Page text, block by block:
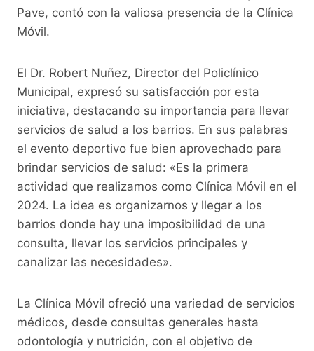
o
k
p k
Pave, contó con la valiosa presencia de la Clínica
Móvil.
El Dr. Robert Nuñez, Director del Policlínico
Municipal, expresó su satisfacción por esta
iniciativa, destacando su importancia para llevar
servicios de salud a los barrios. En sus palabras
el evento deportivo fue bien aprovechado para
brindar servicios de salud: «Es la primera
actividad que realizamos como Clínica Móvil en el
2024. La idea es organizarnos y llegar a los
barrios donde hay una imposibilidad de una
consulta, llevar los servicios principales y
canalizar las necesidades».
La Clínica Móvil ofreció una variedad de servicios
médicos, desde consultas generales hasta
odontología y nutrición, con el objetivo de